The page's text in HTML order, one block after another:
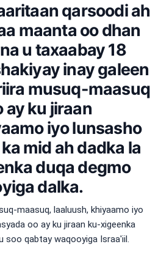
qarsoodi ah
maanta oo dhan
u taxaabay 18
inay galeen
musuq-maasuq
ay ku jiraan
iyo lunsasho
mid ah dadka la
duqa degmo
dalka.
maasuq, laaluush, khiyaamo iyo
oo ay ku jiraan ku-xigeenka
soo qabtay waqooyiga Israa'iil.